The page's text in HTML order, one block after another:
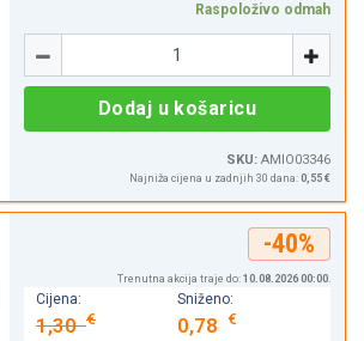
Raspoloživo odmah
-
Količina
+
Dodaj u košaricu
SKU:AMIO03346
Najniža cijena u zadnjih 30 dana: 0,55 €
-40%
Trenutna akcija traje do: 10.08.2026 00:00.
Cijena:
1,30€
Sniženo:
0,78 €